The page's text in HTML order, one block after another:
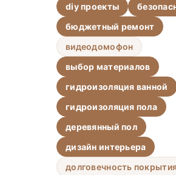
diy проекты
бюджетный ремонт
видеодомофон
выбор материалов
гидроизоляция ванной
гидроизоляция пола
деревянный пол
дизайн интерьера
долговечность покрытия